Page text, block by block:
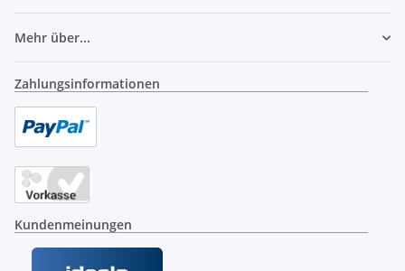
Mehr über...
Zahlungsinformationen
Kundenmeinungen